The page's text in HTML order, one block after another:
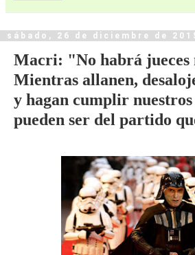
sábado, 26 de diciembre de
Macri: "No habrá jueces
Mientras allanen,
y hagan cumplir nuestros
pueden ser del partido